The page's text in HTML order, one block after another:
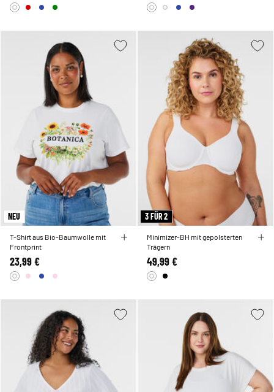
NEU
T-Shirt aus Bio-Baumwolle mit
Frontprint
23,99 €
3 FÜR 2
Minimizer-BH mit gepolsterten
Trägern
49,99 €